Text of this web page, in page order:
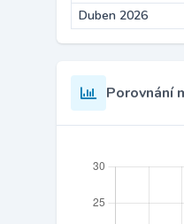
Duben 2026
Porovnání